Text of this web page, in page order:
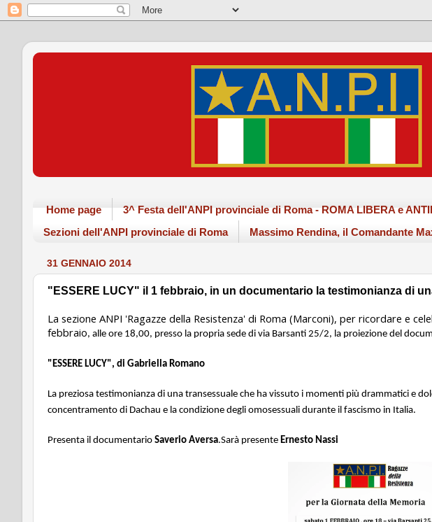
Home page 3^ Festa dell'ANPI provinciale di Roma - ROMA LIBERA e
Sezioni dell'ANPI provinciale di Roma
Massimo Rendina, il Comandante
31 GENNAIO 2014
"ESSERE LUCY" il 1 febbraio, in un documentario la testimonianza di
La sezione ANPI 'Ragazze della Resistenza' di Roma (Marconi), per ricordare e
febbraio, alle ore 18,00, presso la propria sede di via Barsanti 25/2, la proiezione del
"ESSERE LUCY", di Gabriella Romano
La preziosa testimonianza di una transessuale che ha vissuto i momenti più drammatici e
concentramento di Dachau e la condizione degli omosessuali durante il fascismo in Italia.
Presenta il documentario Saverio Aversa.Sarà presente Ernesto Nassi